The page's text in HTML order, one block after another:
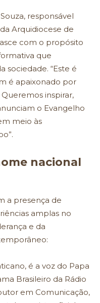
responsável
Arquidiocese de
com o propósito
que
sociedade. “Este é
é apaixonado por
inspirar,
o Evangelho
meio às
nacional
a presença de
amplas no
e da
é a voz do Papa
Brasileiro da Rádio
em Comunicação,